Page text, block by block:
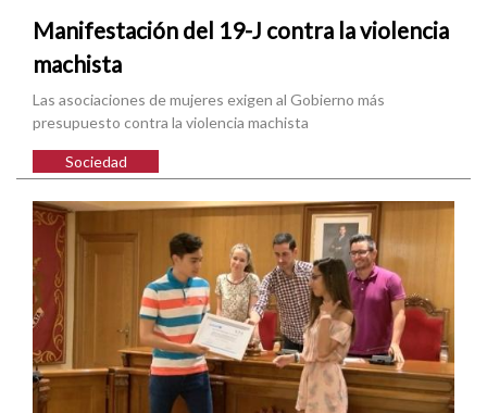
Manifestación del 19-J contra la violencia
machista
Las asociaciones de mujeres exigen al Gobierno más
presupuesto contra la violencia machista
Sociedad